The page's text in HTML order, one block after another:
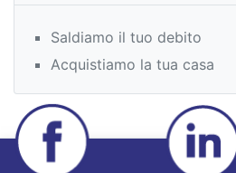
Saldiamo il tuo debito
Acquistiamo la tua casa